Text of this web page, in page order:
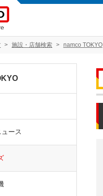
施設・店舗検索 namco TOKYO
ース